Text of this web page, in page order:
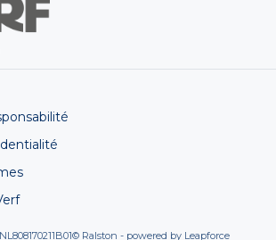
© Ralston - powered by Leapforce